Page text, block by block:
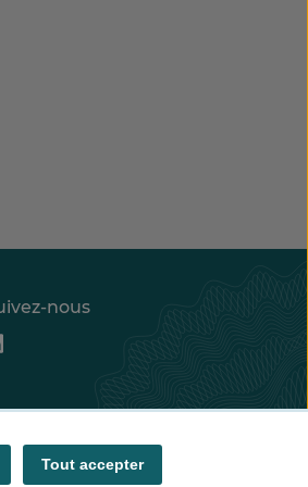
Tout accepter
nous